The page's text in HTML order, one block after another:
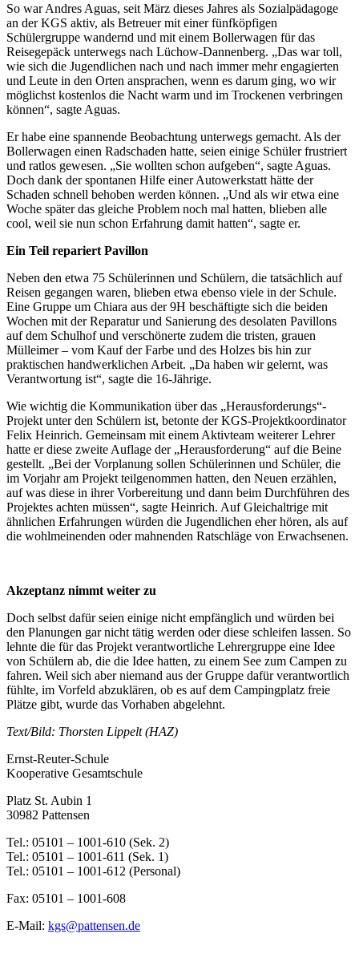
So war Andres Aguas, seit März dieses Jahres als Sozialpädagoge
an der KGS aktiv, als Betreuer mit einer fünfköpfigen
Schülergruppe wandernd und mit einem Bollerwagen für das
Reisegepäck unterwegs nach Lüchow-Dannenberg. „Das war toll,
wie sich die Jugendlichen nach und nach immer mehr engagierten
und Leute in den Orten ansprachen, wenn es darum ging, wo wir
möglichst kostenlos die Nacht warm und im Trockenen verbringen
können“, sagte Aguas.
Er habe eine spannende Beobachtung unterwegs gemacht. Als der
Bollerwagen einen Radschaden hatte, seien einige Schüler frustriert
und ratlos gewesen. „Sie wollten schon aufgeben“, sagte Aguas.
Doch dank der spontanen Hilfe einer Autowerkstatt hätte der
Schaden schnell behoben werden können. „Und als wir etwa eine
Woche später das gleiche Problem noch mal hatten, blieben alle
cool, weil sie nun schon Erfahrung damit hatten“, sagte er.
Ein Teil repariert Pavillon
Neben den etwa 75 Schülerinnen und Schülern, die tatsächlich auf
Reisen gegangen waren, blieben etwa ebenso viele in der Schule.
Eine Gruppe um Chiara aus der 9H beschäftigte sich die beiden
Wochen mit der Reparatur und Sanierung des desolaten Pavillons
auf dem Schulhof und verschönerte zudem die tristen, grauen
Mülleimer – vom Kauf der Farbe und des Holzes bis hin zur
praktischen handwerklichen Arbeit. „Da haben wir gelernt, was
Verantwortung ist“, sagte die 16-Jährige.
Wie wichtig die Kommunikation über das „Herausforderungs“-
Projekt unter den Schülern ist, betonte der KGS-Projektkoordinator
Felix Heinrich. Gemeinsam mit einem Aktivteam weiterer Lehrer
hatte er diese zweite Auflage der „Herausforderung“ auf die Beine
gestellt. „Bei der Vorplanung sollen Schülerinnen und Schüler, die
im Vorjahr am Projekt teilgenommen hatten, den Neuen erzählen,
auf was diese in ihrer Vorbereitung und dann beim Durchführen des
Projektes achten müssen“, sagte Heinrich. Auf Gleichaltrige mit
ähnlichen Erfahrungen würden die Jugendlichen eher hören, als auf
die wohlmeinenden oder mahnenden Ratschläge von Erwachsenen.
Akzeptanz nimmt weiter zu
Doch selbst dafür seien einige nicht empfänglich und würden bei
den Planungen gar nicht tätig werden oder diese schleifen lassen. So
lehnte die für das Projekt verantwortliche Lehrergruppe eine Idee
von Schülern ab, die die Idee hatten, zu einem See zum Campen zu
fahren. Weil sich aber niemand aus der Gruppe dafür verantwortlich
fühlte, im Vorfeld abzuklären, ob es auf dem Campingplatz freie
Plätze gibt, wurde das Vorhaben abgelehnt.
Text/Bild: Thorsten Lippelt (HAZ)
Ernst-Reuter-Schule
Kooperative Gesamtschule
Platz St. Aubin 1
30982 Pattensen
Tel.: 05101 – 1001-610 (Sek. 2)
Tel.: 05101 – 1001-611 (Sek. 1)
Tel.: 05101 – 1001-612 (Personal)
Fax: 05101 – 1001-608
E-Mail: kgs@pattensen.de